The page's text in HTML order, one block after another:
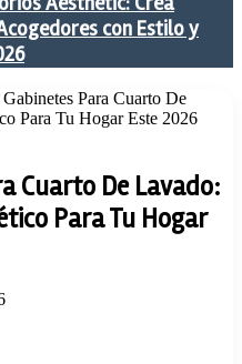
con Estilo y
Para Cuarto De
Para Tu Hogar Este 2026
Cuarto De Lavado:
Para Tu Hogar